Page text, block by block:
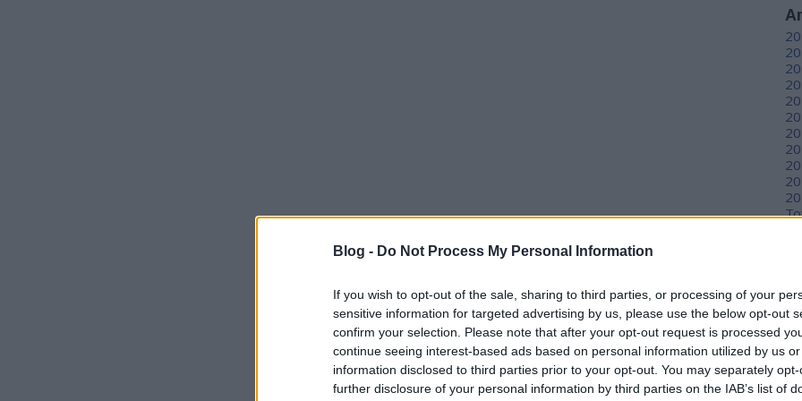
Blog - Do Not Process My Personal Information
If you wish to opt-out of the sale, sharing to third parties, or processing of your
sensitive information for targeted advertising by us, please use the below opt-out
confirm your selection. Please note that after your opt-out request is processed
continue seeing interest-based ads based on personal information utilized by us
information disclosed to third parties prior to your opt-out. You may separately
further disclosure of your personal information by third parties on the IAB’s list of
(